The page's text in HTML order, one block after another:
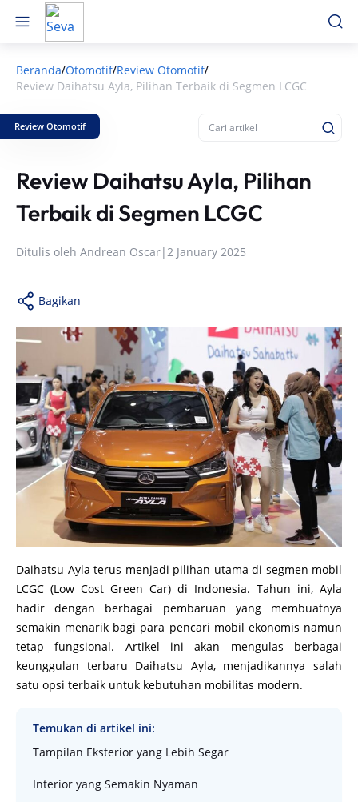
Beranda/Otomotif/Review Otomotif/
Review Daihatsu Ayla, Pilihan Terbaik di Segmen LCGC
Review Otomotif
Review Daihatsu Ayla, Pilihan
Terbaik di Segmen LCGC
Ditulis oleh Andrean Oscar|2 January 2025
Bagikan
Daihatsu Ayla terus menjadi pilihan utama di segmen mobil
LCGC (Low Cost Green Car) di Indonesia. Tahun ini, Ayla
hadir dengan berbagai pembaruan yang membuatnya
semakin menarik bagi para pencari mobil ekonomis namun
tetap fungsional. Artikel ini akan mengulas berbagai
keunggulan terbaru Daihatsu Ayla, menjadikannya salah
satu opsi terbaik untuk kebutuhan mobilitas modern.
Temukan di artikel ini:
Tampilan Eksterior yang Lebih Segar
Interior yang Semakin Nyaman